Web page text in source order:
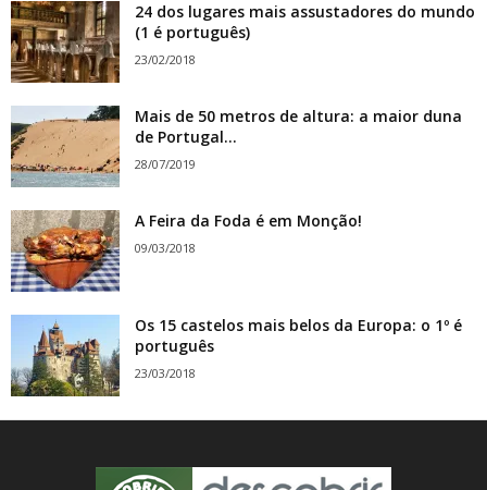
24 dos lugares mais assustadores do mundo
(1 é português)
23/02/2018
Mais de 50 metros de altura: a maior duna
de Portugal...
28/07/2019
A Feira da Foda é em Monção!
09/03/2018
Os 15 castelos mais belos da Europa: o 1º é
português
23/03/2018